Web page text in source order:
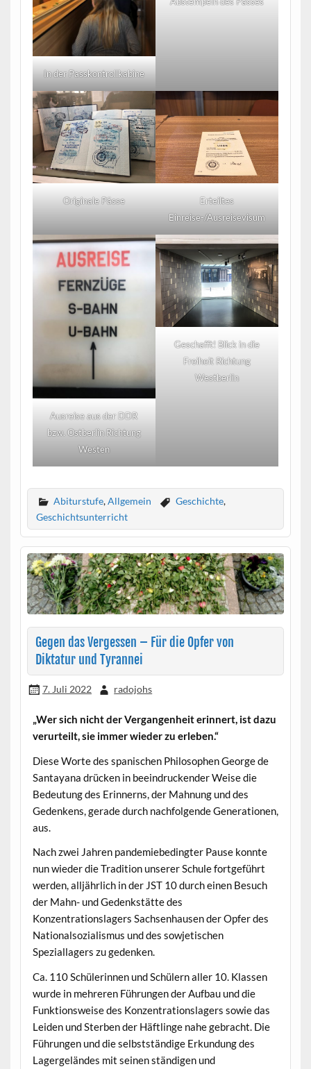
In der Passkontrollkabine
Originale Pässe
Erteiltes
Einreise-/Ausreisevisum
Ausreise aus der DDR
bzw. Ostberlin Richtung
Westen
Geschafft! Blick in die
Freiheit Richtung
Westberlin
Abiturstufe,Allgemein Geschichte,
Geschichtsunterricht
Gegen das Vergessen – Für die Opfer von
Diktatur und Tyrannei
7. Juli 2022 radojohs
„Wer sich nicht der Vergangenheit erinnert, ist dazu
verurteilt, sie immer wieder zu erleben.“
Diese Worte des spanischen Philosophen George de
Santayana drücken in beeindruckender Weise die
Bedeutung des Erinnerns, der Mahnung und des
Gedenkens, gerade durch nachfolgende Generationen,
aus.
Nach zwei Jahren pandemiebedingter Pause konnte
nun wieder die Tradition unserer Schule fortgeführt
werden, alljährlich in der JST 10 durch einen Besuch
der Mahn- und Gedenkstätte des
Konzentrationslagers Sachsenhausen der Opfer des
Nationalsozialismus und des sowjetischen
Speziallagers zu gedenken.
Ca. 110 Schülerinnen und Schülern aller 10. Klassen
wurde in mehreren Führungen der Aufbau und die
Funktionsweise des Konzentrationslagers sowie das
Leiden und Sterben der Häftlinge nahe gebracht. Die
Führungen und die selbstständige Erkundung des
Lagergeländes mit seinen ständigen und